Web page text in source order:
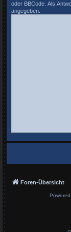
oder BBCode. Als
angegeben.
Foren-Übersicht